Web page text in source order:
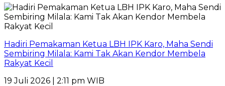
Hadiri Pemakaman Ketua LBH IPK Karo, Maha Sendi
Sembiring Milala: Kami Tak Akan Kendor Membela
Rakyat Kecil
19 Juli 2026 | 2:11 pm WIB